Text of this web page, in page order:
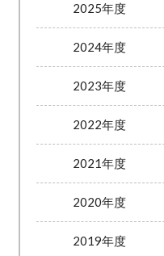
2025年度
2024年度
2023年度
2022年度
2021年度
2020年度
2019年度